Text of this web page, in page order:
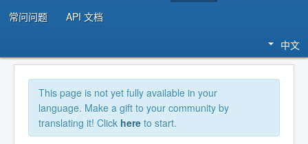
常问问题 API 文档
中文
This page is not yet fully available in your
language. Make a gift to your community by
translating it! Click here to start.